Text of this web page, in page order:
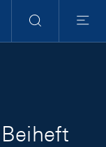
Ricerca
Menu